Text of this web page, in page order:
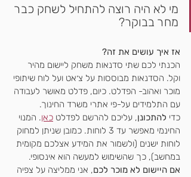
מי לא היה רוצה להתחיל לשחק כבר
מחר בבוקר?
אז איך עושים את זה?
הכנתי לכם שתי סדנאות משחק ליישום מהיר
וקל. הסדנאות מבוססות על צ׳אט ועל לוח שיתופי
מוכר ואהוב- הפדלט. כיום, פדלט מאושר לעבודה
עם התלמידים על-פי אתרי משרד החינוך.
כדי להתכונן, עליכם להרשם לפדלט כאן. המנוי
החינמי מאפשר עד 3 לוחות. כמובן שניתן למחוק
לוחות ישנים (ולשמור את המידע אצלכם מקומית
במחשב), כך שהשימוש למעשה הוא אינסופי.
אם היישום לא מוכר לכם, אני ממליצה על צפיה